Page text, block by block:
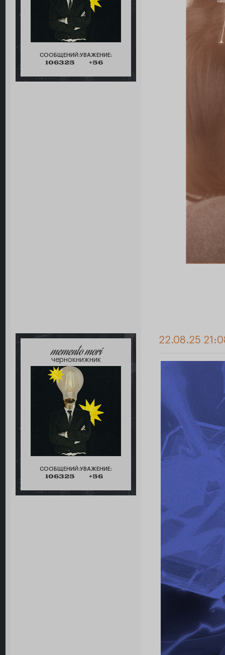
СООБЩЕНИЙ:
106325
УВАЖЕНИЕ:
+56
memento mori
чернокнижник
СООБЩЕНИЙ:
106325
УВАЖЕНИЕ:
+56
22.08.25